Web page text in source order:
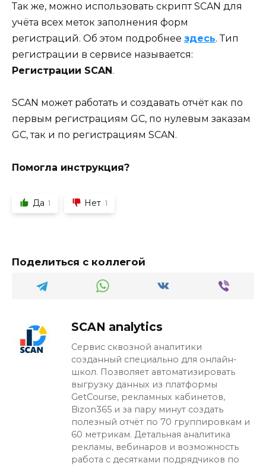
Так же, можно использовать скрипт SCAN для
учёта всех меток заполнения форм
регистраций. Об этом подробнее здесь. Тип
регистрации в сервисе называется:
Регистрации SCAN .
SCAN может работать и создавать отчёт как по
первым регистрациям GC, по нулевым заказам
GC, так и по регистрациям SCAN.
Помогла инструкция?
Да 1 Нет 1
Поделиться с коллегой
SCAN analytics
Сервис сквозной аналитики
созданный специально для онлайн-
школ. Позволяет автоматизировать
выгрузку данных из платформы
GetCourse, рекламных кабинетов,
Bizon365 и за пару минут создать
полезный отчёт по 70 группировкам и
60 метрикам. Детальная аналитика
рекламы, вебинаров и возможность
работа с десятками подрядчиков по